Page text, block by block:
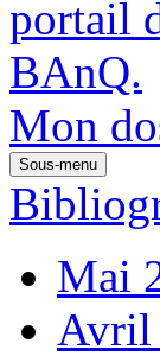
Mon
Sous-menu
Mai
Avril